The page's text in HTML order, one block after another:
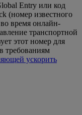
Entry или код
(номер известного
время онлайн-
транспортной
этот номер для
требованиям
ускорить